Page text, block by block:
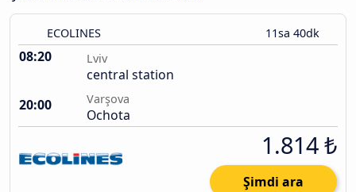
ECOLINES 11sa 40dk
08:20 Lviv
central station
20:00
Varşova
Ochota
1.814 ₺
Şimdi ara